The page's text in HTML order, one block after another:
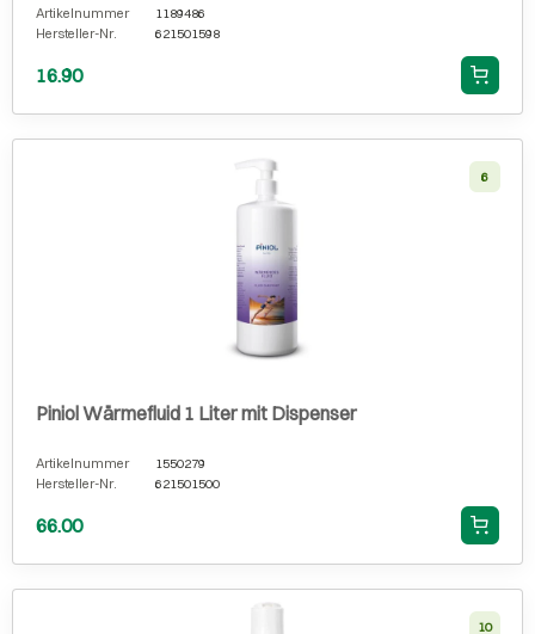
Artikelnummer
1189486
Hersteller-Nr.
621501598
16.90
6
Piniol Wärmefluid 1 Liter mit Dispenser
Artikelnummer
1550279
Hersteller-Nr.
621501500
66.00
10